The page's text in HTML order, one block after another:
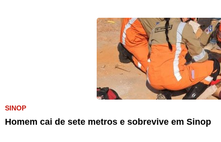
SINOP
Homem cai de sete metros e sobrevive em Sinop